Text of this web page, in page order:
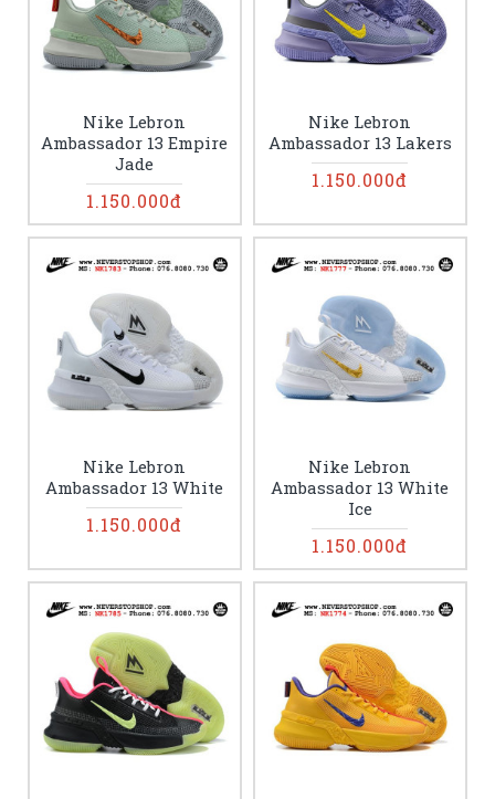
Nike Lebron
Ambassador 13 Empire
Jade
1.150.000đ
Nike Lebron
Ambassador 13 Lakers
1.150.000đ
Nike Lebron
Ambassador 13 White
1.150.000đ
Nike Lebron
Ambassador 13 White
Ice
1.150.000đ